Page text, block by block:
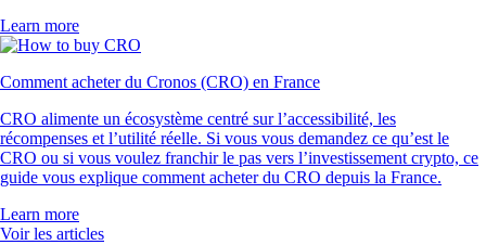
Learn more
Comment acheter du Cronos (CRO) en France
CRO alimente un écosystème centré sur l’accessibilité, les
récompenses et l’utilité réelle. Si vous vous demandez ce qu’est le
CRO ou si vous voulez franchir le pas vers l’investissement crypto, ce
guide vous explique comment acheter du CRO depuis la France.
Learn more
Voir les articles